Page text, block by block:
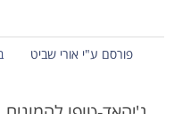
פורסם ע"י אורי שביט